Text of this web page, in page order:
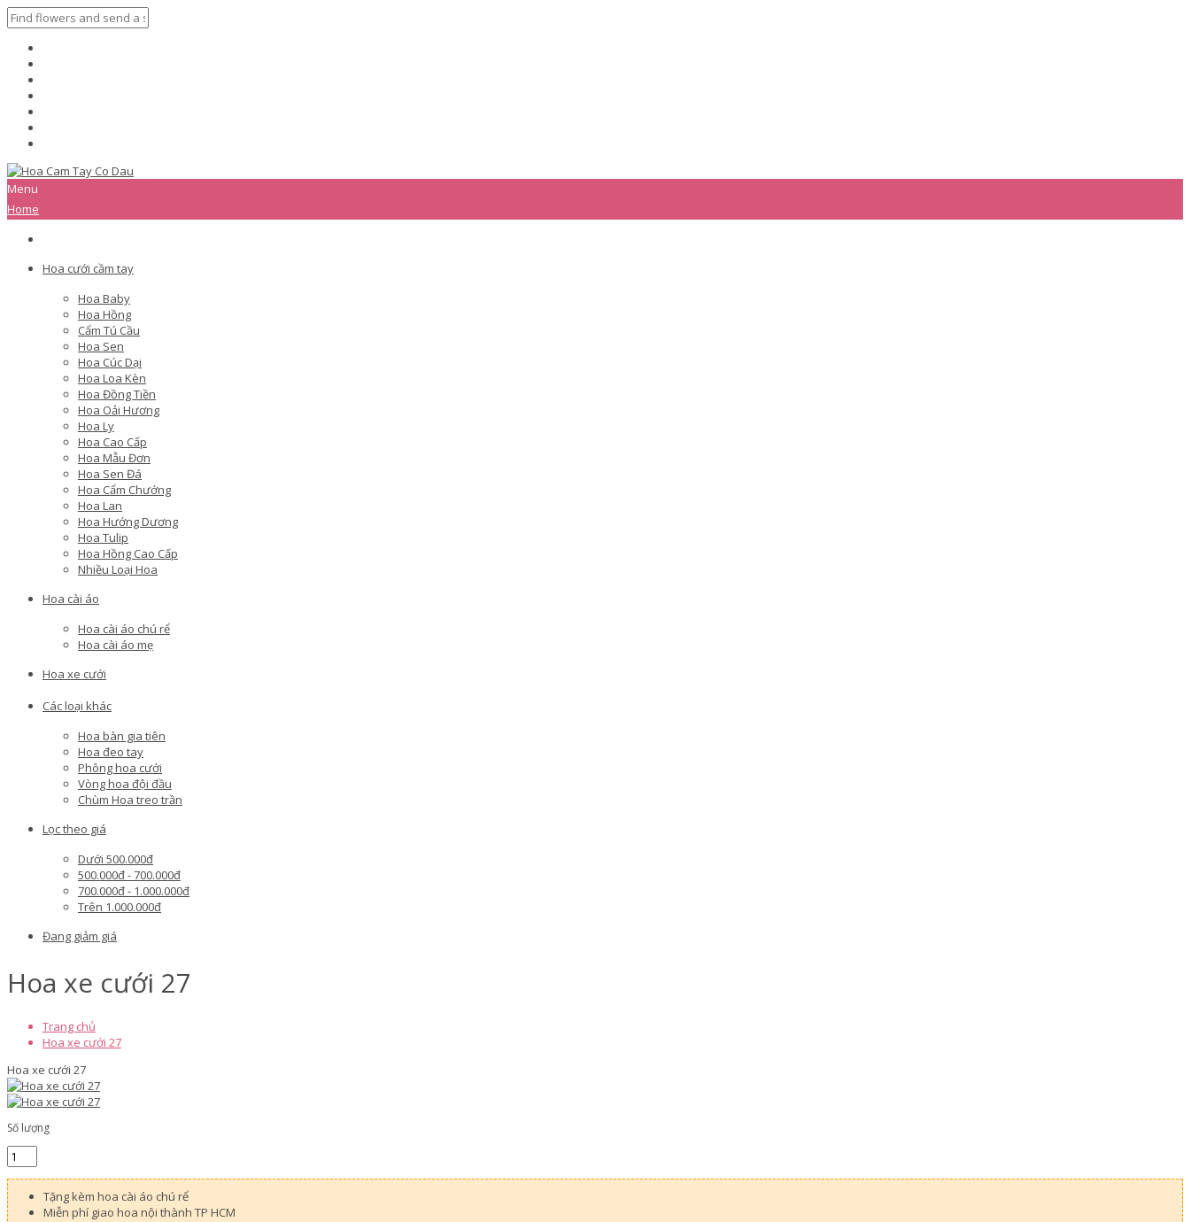
Menu
Home
Hoa cưới cầm tay
Hoa Baby
Hoa Hồng
Cẩm Tú Cầu
Hoa Sen
Hoa Cúc Dại
Hoa Loa Kèn
Hoa Đồng Tiền
Hoa Oải Hương
Hoa Ly
Hoa Cao Cấp
Hoa Mẫu Đơn
Hoa Sen Đá
Hoa Cẩm Chướng
Hoa Lan
Hoa Hướng Dương
Hoa Tulip
Hoa Hồng Cao Cấp
Nhiều Loại Hoa
Hoa cài áo
Hoa cài áo chú rể
Hoa cài áo mẹ
Hoa xe cưới
Các loại khác
Hoa bàn gia tiên
Hoa đeo tay
Phông hoa cưới
Vòng hoa đội đầu
Chùm Hoa treo trần
Lọc theo giá
Dưới 500.000đ
500.000đ - 700.000đ
700.000đ - 1.000.000đ
Trên 1.000.000đ
Đang giảm giá
Hoa xe cưới 27
Trang chủ
Hoa xe cưới 27
Hoa xe cưới 27
Số lượng
Tặng kèm hoa cài áo chú rể
Miễn phí giao hoa nội thành TP HCM